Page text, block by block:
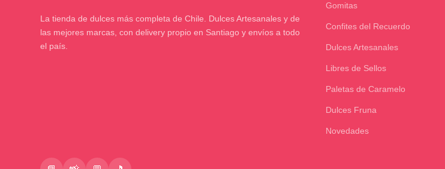
La tienda de dulces más completa de Chile. Dulces Artesanales y de
las mejores marcas, con delivery propio en Santiago y envíos a todo
el país.
Gomitas
Confites del Recuerdo
Dulces Artesanales
Libres de Sellos
Paletas de Caramelo
Dulces Fruna
Novedades